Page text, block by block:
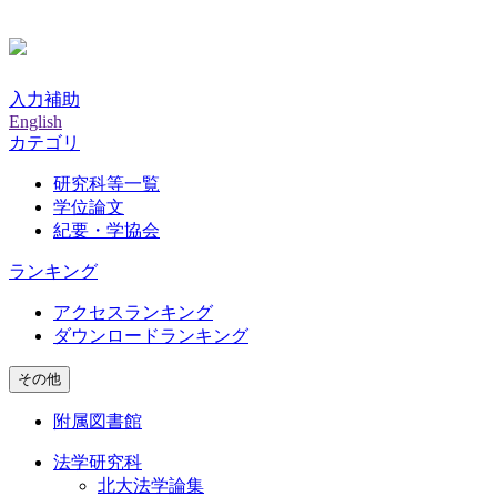
入力補助
English
カテゴリ
研究科等一覧
学位論文
紀要・学協会
ランキング
アクセスランキング
ダウンロードランキング
その他
附属図書館
法学研究科
北大法学論集